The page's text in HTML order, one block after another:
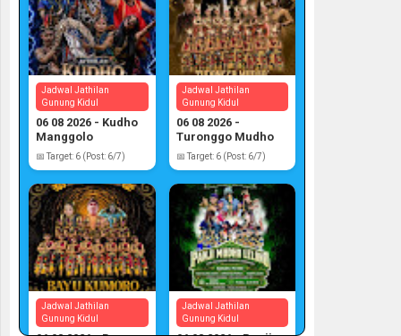
Jadwal Jathilan
Gunung Kidul
06 08 2026 - Kudho
Manggolo
📅 Target: 6 (Post: 6/7)
Jadwal Jathilan
Gunung Kidul
06 08 2026 -
Turonggo Mudho
📅 Target: 6 (Post: 6/7)
Jadwal Jathilan
Gunung Kidul
Jadwal Jathilan
Gunung Kidul